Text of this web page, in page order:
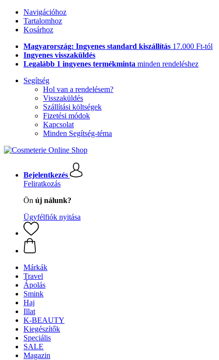
Navigációhoz
Tartalomhoz
Kosárhoz
Magyarország: Ingyenes standard kiszállítás 17.000 Ft-tól
Ingyenes visszaküldés
Legalább 1 ingyenes termékminta minden rendeléshez
Segítség
Hol van a rendelésem?
Visszaküldés
Szállítási költségek
Fizetési módok
Kapcsolat
Minden Segítség-téma
Bejelentkezés
Feliratkozás
Ön új nálunk?
Ügyfélfiók nyitása
Márkák
Travel
Ápolás
Smink
Haj
Illat
K-BEAUTY
Kiegészítők
Speciális
SALE
Magazin